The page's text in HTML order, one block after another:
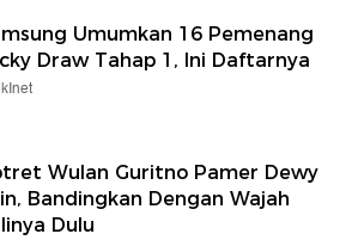
Umumkan 16 Pemenang
Draw Tahap 1, Ini Daftarnya
Wulan Guritno Pamer Dewy
Bandingkan Dengan Wajah
Dulu